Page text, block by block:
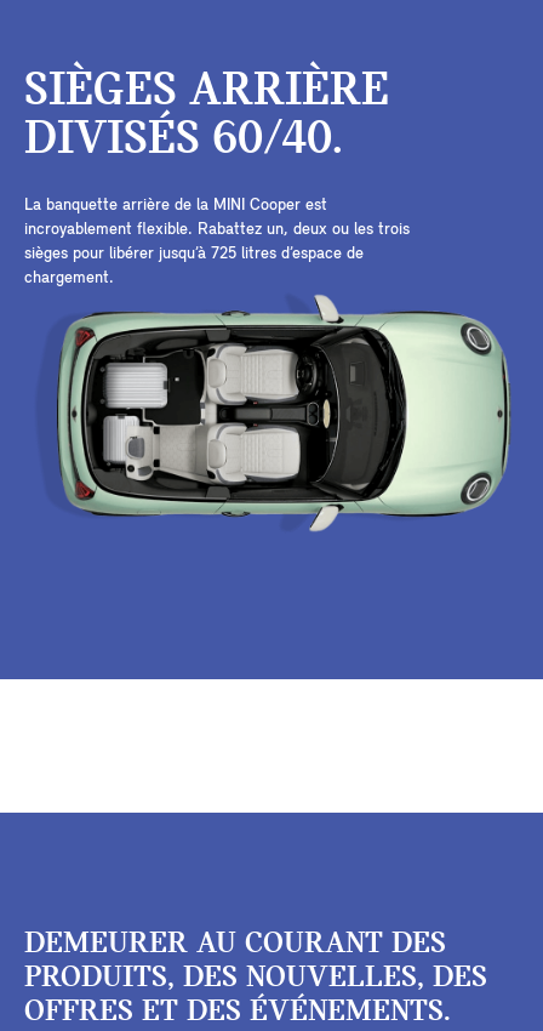
SIÈGES ARRIÈRE
DIVISÉS 60/40.
La banquette arrière de la MINI Cooper est
incroyablement flexible. Rabattez un, deux ou les trois
sièges pour libérer jusqu’à 725 litres d’espace de
chargement.
DEMEURER AU COURANT DES
PRODUITS, DES NOUVELLES, DES
OFFRES ET DES ÉVÉNEMENTS.